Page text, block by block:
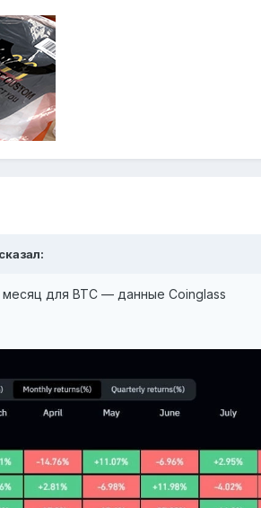
сказал:
для BTC — данные Coinglass